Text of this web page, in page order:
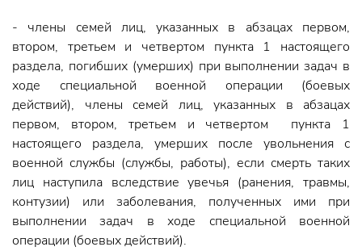
- члены семей лиц, указанных в абзацах первом,
втором, третьем и четвертом пункта 1 настоящего
раздела, погибших (умерших) при выполнении задач в
ходе специальной военной операции (боевых
действий), члены семей лиц, указанных в абзацах
первом, втором, третьем и четвертом пункта 1
настоящего раздела, умерших после увольнения с
военной службы (службы, работы), если смерть таких
лиц наступила вследствие увечья (ранения, травмы,
контузии) или заболевания, полученных ими при
выполнении задач в ходе специальной военной
операции (боевых действий).